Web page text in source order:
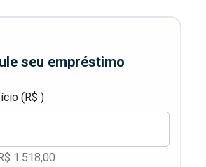
seu empréstimo
(R$ )
1.518,00